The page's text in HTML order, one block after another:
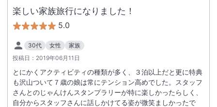
楽しい家族旅行になりました！
5.0
30代 女性
家族
投稿日： 2019年06月11日
とにかくアクティビティの種類が多く、３泊以上だと更に特典
も沢山ついて７歳の娘は常にテンション高めでした。スタッフ
さんとのじゃんけんスタンプラリーが特に楽しかったらしく、
自分からスタッフさんに話しかけてる姿が微笑ましかったで